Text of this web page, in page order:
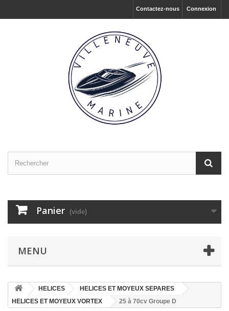
Connexion
Contactez-nous
Panier (vide)
MENU
HELICES
HELICES ET MOYEUX SEPARES
HELICES ET MOYEUX VORTEX
25 à 70cv Groupe D